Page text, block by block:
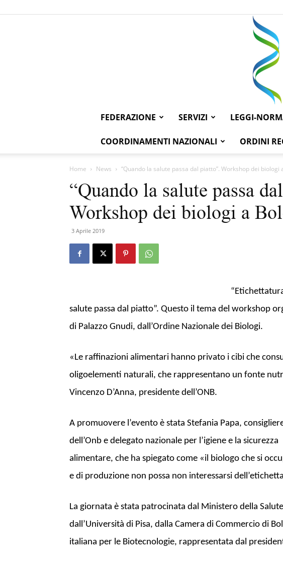
FEDERAZIONE SERVIZI LEGGI-
COORDINAMENTI NAZIONALI ORDINI
Home News “Quando la salute passa dal piatto”. Workshop dei biologi
“Quando la salute passa
Workshop dei biologi a
3 Aprile 2019
salute passa dal piatto”. Questo il tema del workshop
di Palazzo Gnudi, dall’Ordine Nazionale dei Biologi.
«Le raffinazioni alimentari hanno privato i cibi che
oligoelementi naturali, che rappresentano un fonte
Vincenzo D’Anna, presidente dell’ONB.
A promuovere l’evento è stata Stefania Papa,
dell’Onb e delegato nazionale per l’igiene e la sicurezza
alimentare, che ha spiegato come «il biologo che si
e di produzione non possa non interessarsi
La giornata è stata patrocinata dal Ministero della
dall’Università di Pisa, dalla Camera di Commercio di
italiana per le Biotecnologie, rappresentata dal